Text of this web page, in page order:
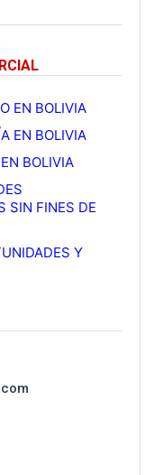
EN BOLIVIA
EN BOLIVIA
BOLIVIA
SIN FINES DE
Y